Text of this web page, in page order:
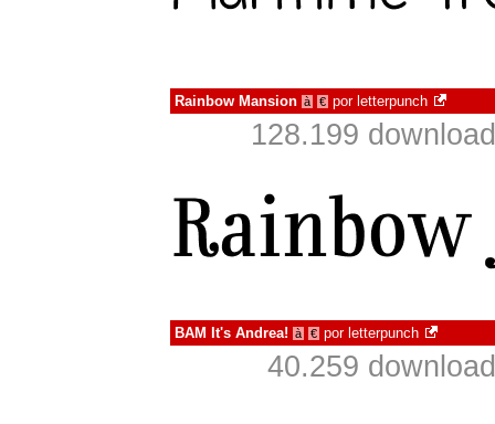
Rainbow Mansion à € por letterpunch
128.199
BAM It's Andrea! à € por letterpunch
40.259